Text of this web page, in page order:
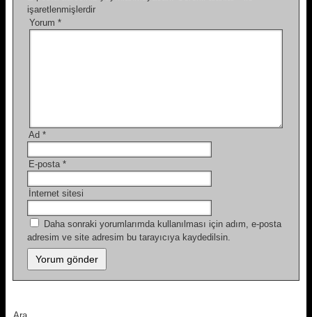
işaretlenmişlerdir
Yorum *
Ad *
E-posta *
İnternet sitesi
Daha sonraki yorumlarımda kullanılması için adım, e-posta
adresim ve site adresim bu tarayıcıya kaydedilsin.